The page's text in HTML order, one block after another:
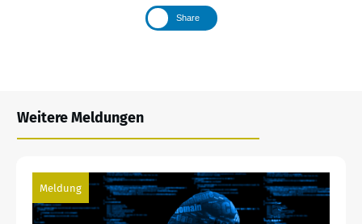
Share
Weitere Meldungen
Meldung